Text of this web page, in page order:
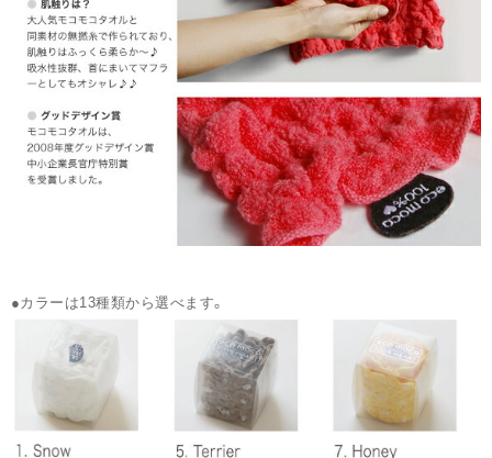
●カラーは13種類から選べます。